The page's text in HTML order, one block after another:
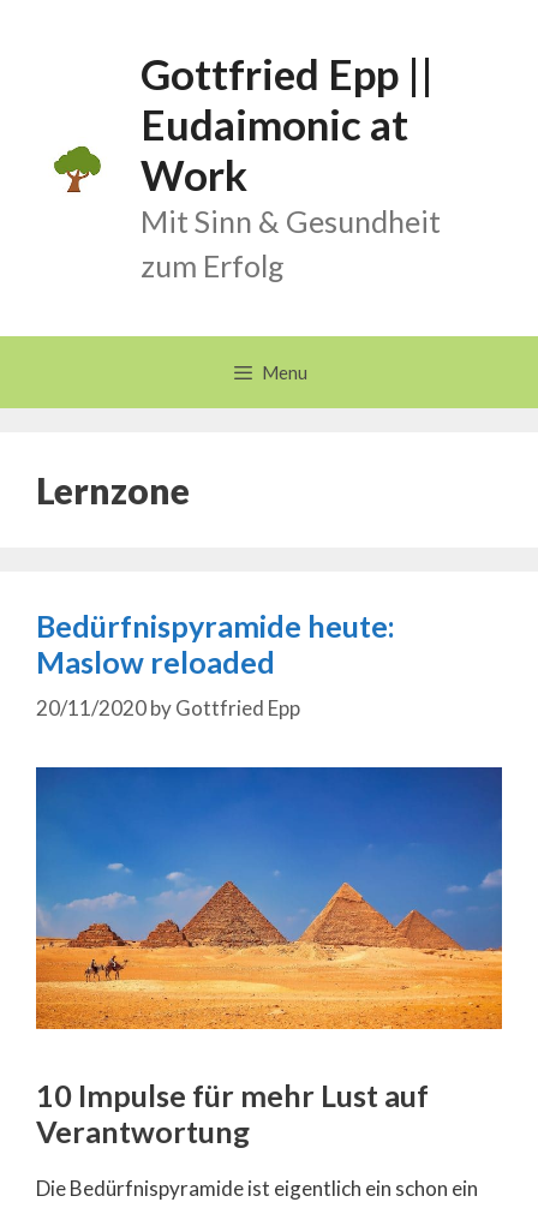
Gottfried Epp ||
Eudaimonic at
Work
Mit Sinn & Gesundheit
zum Erfolg
Menu
Lernzone
Bedürfnispyramide heute:
Maslow reloaded
20/11/2020byGottfried Epp
10 Impulse für mehr Lust auf
Verantwortung
Die Bedürfnispyramide ist eigentlich ein schon ein